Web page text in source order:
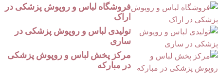
فروشگاه لباس و روپوش پزشکی در
اراک
تولیدی لباس و روپوش پزشکی در
ساری
مرکز پخش لباس و روپوش پزشکی
در مبارکه